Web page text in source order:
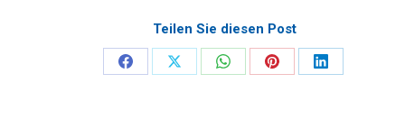
Teilen Sie diesen Post
ShareShareShareShareShare